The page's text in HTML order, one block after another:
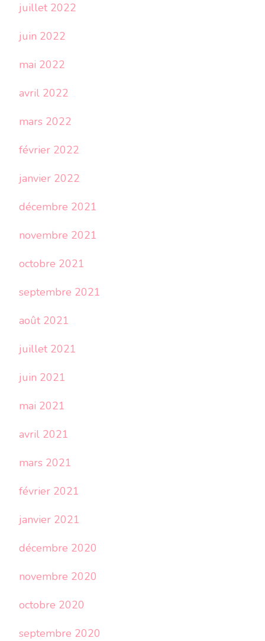
juillet 2022
juin 2022
mai 2022
avril 2022
mars 2022
février 2022
janvier 2022
décembre 2021
novembre 2021
octobre 2021
septembre 2021
août 2021
juillet 2021
juin 2021
mai 2021
avril 2021
mars 2021
février 2021
janvier 2021
décembre 2020
novembre 2020
octobre 2020
septembre 2020